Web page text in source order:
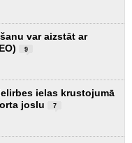
var aizstāt ar
9
ielas krustojumā
joslu
7